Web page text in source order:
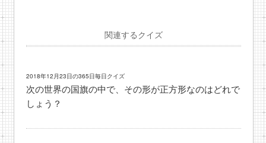
関連するクイズ
2018年12月23日の365日毎日クイズ
次の世界の国旗の中で、その形が正方形なのはどれで
しょう？